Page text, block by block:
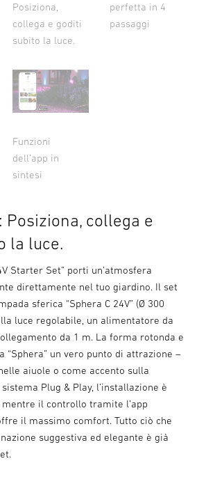
Posiziona,
collega e goditi
subito la luce.
perfetta in 4
passaggi
Funzioni
dell’app in
sintesi
collega e
la luce.
Starter Set” porti un’atmosfera
direttamente nel tuo giardino. Il set
sferica “Sphera C 24V” (Ø 300
luce regolabile, un alimentatore da
da 1 m. La forma rotonda e
“Sphera” un vero punto di attrazione –
aiuole o come accento sulla
Plug & Play, l’installazione è
mentre il controllo tramite l’app
il massimo comfort. Tutto ciò che
suggestiva ed elegante è già